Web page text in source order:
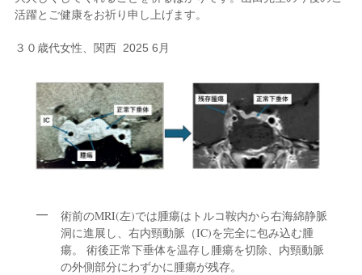
活躍とご健康をお祈り申し上げます。
３０歳代女性、関西 2025 6月
術前のMRI(左)では腫瘍はトルコ鞍内から右海綿静脈
洞に進展し、右内頸動脈（IC)を完全に包み込む腫
瘍。 術後正常下垂体を温存し腫瘍を切除、内頸動脈
の外側部分にわずかに腫瘍が残存。